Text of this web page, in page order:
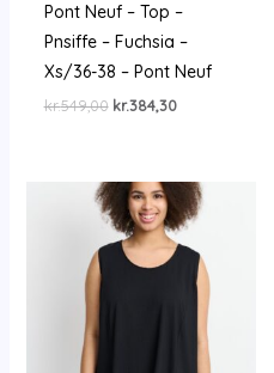
Pont Neuf – Top –
Pnsiffe – Fuchsia –
Xs/36-38 – Pont Neuf
kr.549,00 Den
kr.549,00.
kr.384,30Den
kr.384,30.